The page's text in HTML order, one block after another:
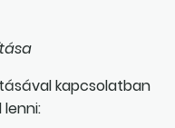
kapcsolatban